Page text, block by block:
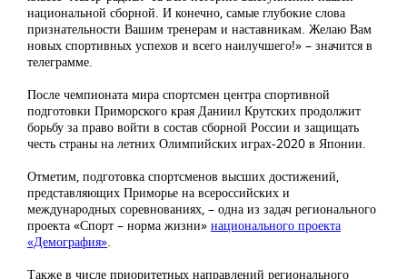
национальной сборной. И конечно, самые глубокие слова
признательности Вашим тренерам и наставникам. Желаю Вам
новых спортивных успехов и всего наилучшего!» – значится в
телеграмме.
После чемпионата мира спортсмен центра спортивной
подготовки Приморского края Даниил Крутских продолжит
борьбу за право войти в состав сборной России и защищать
честь страны на летних Олимпийских играх-2020 в Японии.
Отметим, подготовка спортсменов высших достижений,
представляющих Приморье на всероссийских и
международных соревнованиях, – одна из задач регионального
проекта «Спорт – норма жизни» национального проекта
«Демография».
Также в числе приоритетных направлений регионального